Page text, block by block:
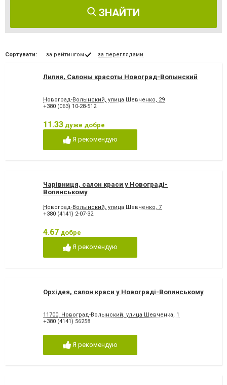
ЗНАЙТИ
Сортувати: за рейтингом за переглядами
Лилия, Салоны красоты Новоград-Волынский
Новоград-Волынский, улица Шевченко, 29
+380 (063) 10-28-512
11.33 дуже добре
Я рекомендую
Чарівниця, салон краси у Новограді-
Волинському
Новоград-Волынский, улица Шевченко, 7
+380 (4141) 2-07-32
4.67 добре
Я рекомендую
Орхідея, салон краси у Новограді-Волинському
11700, Новоград-Волынский, улица Шевченка, 1
+380 (4141) 56258
Я рекомендую